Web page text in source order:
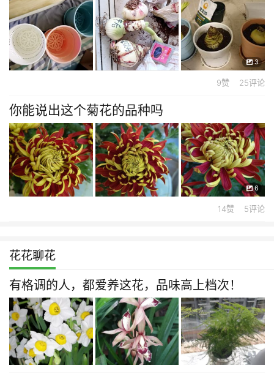
3
9赞 25评论
你能说出这个菊花的品种吗
6
14赞 5评论
花花聊花
有格调的人，都爱养这花，品味高上档次！